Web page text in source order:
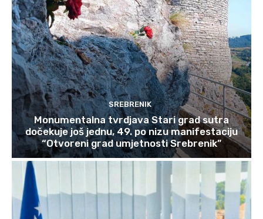
SREBRENIK
Monumentalna tvrdjava Stari grad sutra
dočekuje još jednu, 49. po nizu manifestaciju
“Otvoreni grad umjetnosti Srebrenik”